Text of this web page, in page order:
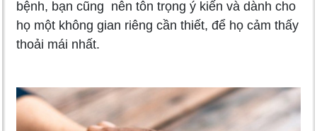
bệnh, bạn cũng nên tôn trọng ý kiến và dành cho
họ một không gian riêng cần thiết, để họ cảm thấy
thoải mái nhất.